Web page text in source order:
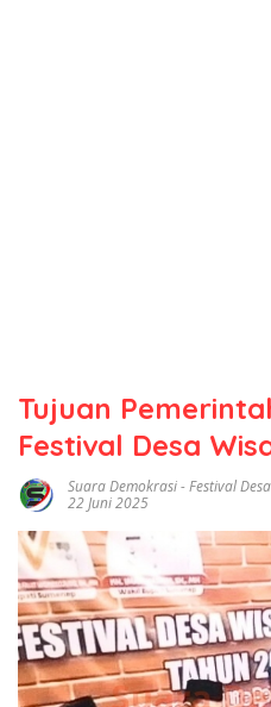
Tujuan
Festival Desa
Suara Demokrasi-Festival
22 Juni 2025